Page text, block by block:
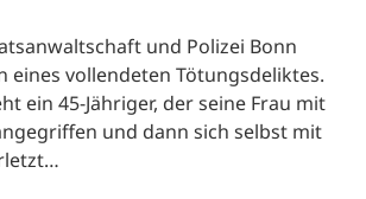
und Polizei Bonn
eines vollendeten Tötungsdeliktes.
ein 45-Jähriger, der seine Frau mit
und dann sich selbst mit